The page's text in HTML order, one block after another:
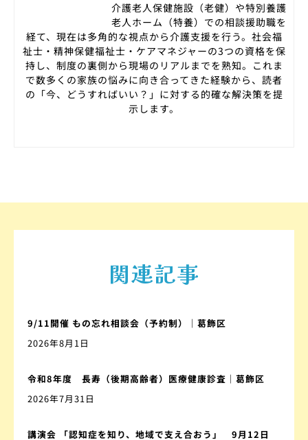
介護老人保健施設（老健）や特別養護
老人ホーム（特養）での相談援助職を
経て、現在は多角的な視点から介護支援を行う。社会福
祉士・精神保健福祉士・ケアマネジャーの3つの資格を保
持し、制度の裏側から現場のリアルまでを熟知。これま
で数多くの家族の悩みに向き合ってきた経験から、読者
の「今、どうすればいい？」に対する的確な解決策を提
示します。
関連記事
9/11開催 もの忘れ相談会（予約制）｜葛飾区
2026年8月1日
令和8年度 長寿（後期高齢者）医療健康診査｜葛飾区
2026年7月31日
講演会 「認知症を知り、地域で支え合おう」 9月12日